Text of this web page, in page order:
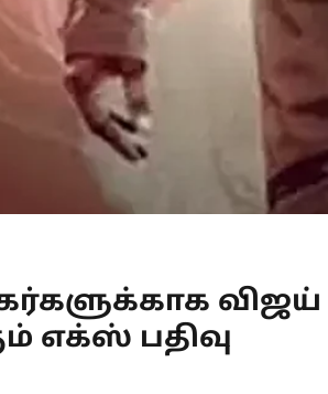
எக்ஸ் பதிவு